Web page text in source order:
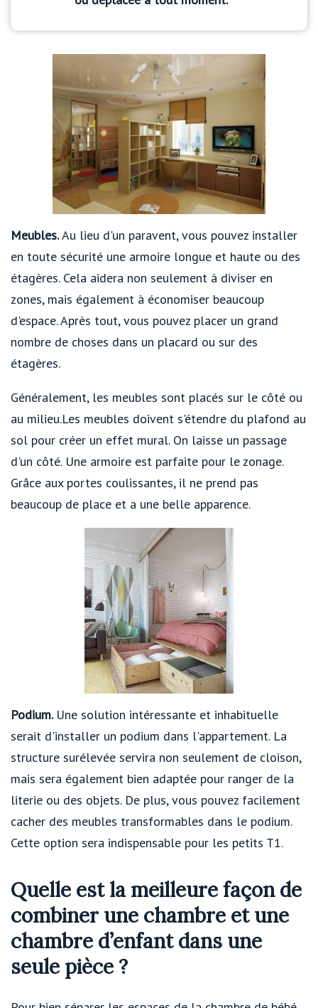
Meubles.Au lieu d'un paravent, vous pouvez installer
en toute sécurité une armoire longue et haute ou des
étagères. Cela aidera non seulement à diviser en
zones, mais également à économiser beaucoup
d'espace. Après tout, vous pouvez placer un grand
nombre de choses dans un placard ou sur des
étagères.
Généralement, les meubles sont placés sur le côté ou
au milieu.Les meubles doivent s'étendre du plafond au
sol pour créer un effet mural. On laisse un passage
d'un côté. Une armoire est parfaite pour le zonage.
Grâce aux portes coulissantes, il ne prend pas
beaucoup de place et a une belle apparence.
Podium. Une solution intéressante et inhabituelle
serait d'installer un podium dans l'appartement. La
structure surélevée servira non seulement de cloison,
mais sera également bien adaptée pour ranger de la
literie ou des objets. De plus, vous pouvez facilement
cacher des meubles transformables dans le podium.
Cette option sera indispensable pour les petits T1.
Quelle est la meilleure façon de
combiner une chambre et une
chambre d’enfant dans une
seule pièce ?